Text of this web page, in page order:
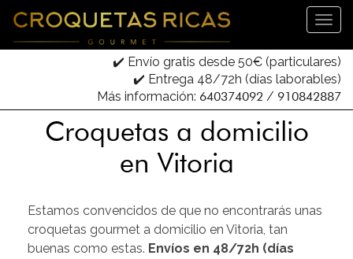
✔️ Envío gratis desde 50€ (particulares)
✔️ Entrega 48/72h (días laborables)
Más información: 640374092 / 910842887
Croquetas a domicilio
en Vitoria
Estamos convencidos de que no encontrarás unas
croquetas gourmet a domicilio en Vitoria, tan
buenas como estas. Envíos en 48/72h (días